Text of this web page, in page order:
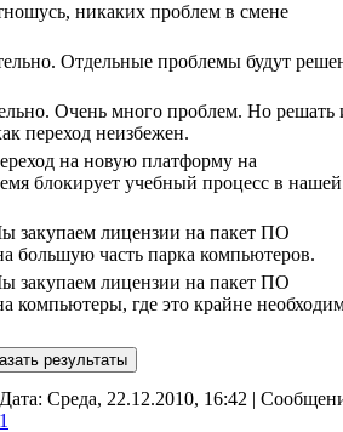
никаких проблем в смене
Отдельные проблемы будут
Очень много проблем. Но решать
переход неизбежен.
на новую платформу на
блокирует учебный процесс в нашей
закупаем лицензии на пакет ПО
большую часть парка компьютеров.
закупаем лицензии на пакет ПО
компьютеры, где это крайне
Дата: Среда, 22.12.2010, 16:42 |
1